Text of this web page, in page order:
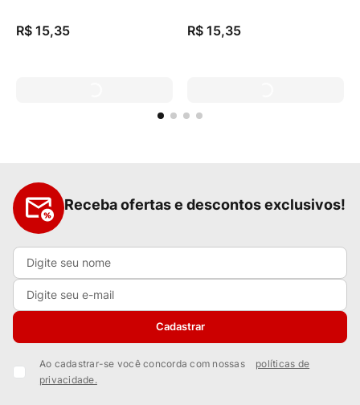
R$ 15,35 R$ 15,35
Receba ofertas e descontos exclusivos!
Cadastrar
Ao cadastrar-se você concorda com nossas
políticas de
privacidade.